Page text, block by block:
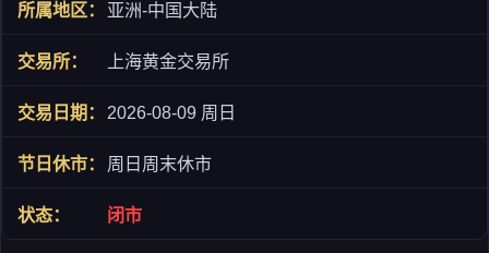
亚洲-中国大陆
上海黄金交易所
2026-08-09 周日
周日周末休市
闭市